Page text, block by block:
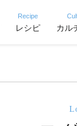
Recipe
レシピ カル